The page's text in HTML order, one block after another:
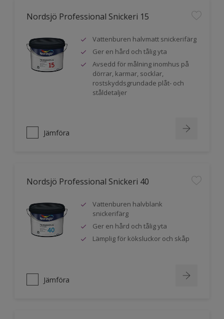
Nordsjö Professional Snickeri 15
Vattenburen halvmatt snickerifärg
Ger en hård och tålig yta
Avsedd för målning inomhus på
dörrar, karmar, socklar,
rostskyddsgrundade plåt- och
ståldetaljer
Jämföra
Nordsjö Professional Snickeri 40
Vattenburen halvblank
snickerifärg
Ger en hård och tålig yta
Lämplig för köksluckor och skåp
Jämföra